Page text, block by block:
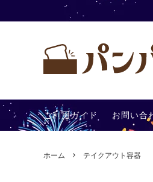
その他
ご利用ガイド お問い合
ホーム テイクアウト容器